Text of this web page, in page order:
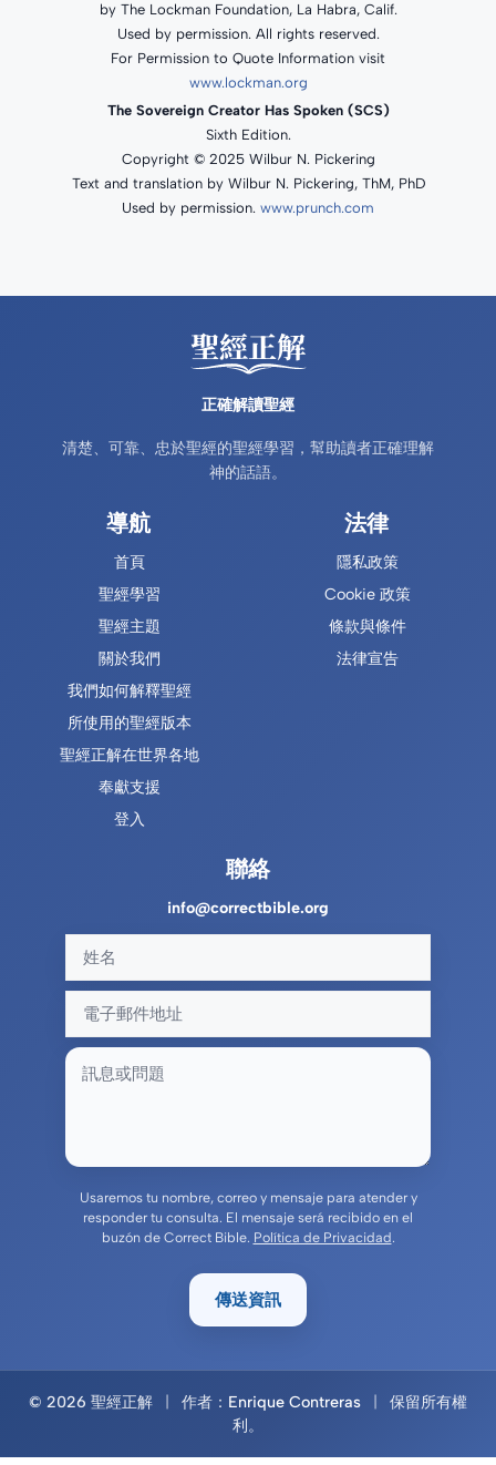
by The Lockman Foundation, La Habra, Calif.
Used by permission. All rights reserved.
For Permission to Quote Information visit
www.lockman.org
The Sovereign Creator Has Spoken (SCS)
Sixth Edition.
Copyright © 2025 Wilbur N. Pickering
Text and translation by Wilbur N. Pickering, ThM, PhD
Used by permission. www.prunch.com
正確解讀聖經
清楚、可靠、忠於聖經的聖經學習，幫助讀者正確理解
神的話語。
導航
首頁
聖經學習
聖經主題
關於我們
我們如何解釋聖經
所使用的聖經版本
聖經正解在世界各地
奉獻支援
登入
法律
隱私政策
Cookie 政策
條款與條件
法律宣告
聯絡
info@correctbible.org
Usaremos tu nombre, correo y mensaje para atender y
responder tu consulta. El mensaje será recibido en el
buzón de Correct Bible. Política de Privacidad.
傳送資訊
© 2026 聖經正解 | 作者： Enrique Contreras |
保留所有權
利。